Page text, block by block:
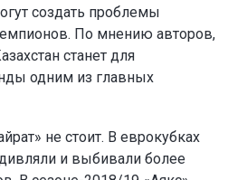
создать проблемы
По мнению авторов,
станет для
одним из главных
не стоит. В еврокубках
и выбивали более